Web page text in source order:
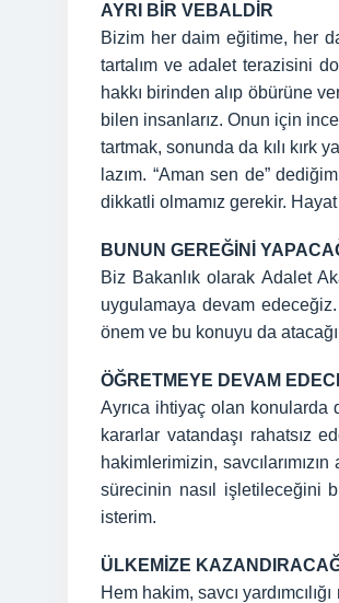
AYRI BİR VEBALDİR
Bizim her daim eğitime, her
tartalım ve adalet terazisini
hakkı birinden alıp öbürüne
bilen insanlarız. Onun için
tartmak, sonunda da kılı kırk
lazım. “Aman sen de”
dikkatli olmamız gerekir.
BUNUN GEREĞİNİ
Biz Bakanlık olarak Adalet
uygulamaya devam
önem ve bu konuyu da
ÖĞRETMEYE DEVAM
Ayrıca ihtiyaç olan konularda
kararlar vatandaşı rahatsız
hakimlerimizin,
sürecinin nasıl işletileceğini
isterim.
ÜLKEMİZE
Hem hakim, savcı